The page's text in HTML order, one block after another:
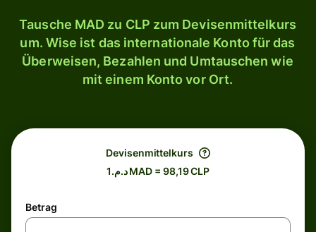
Tausche MAD zu CLP zum Devisenmittelkurs
um. Wise ist das internationale Konto für das
Überweisen, Bezahlen und Umtauschen wie
mit einem Konto vor Ort.
Devisenmittelkurs
د.م.1 MAD = 98,19 CLP
Betrag